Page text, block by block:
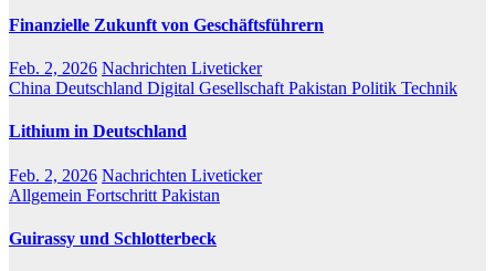
Finanzielle Zukunft von Geschäftsführern
Feb. 2, 2026 Nachrichten Liveticker
China Deutschland Digital Gesellschaft Pakistan Politik Technik
Lithium in Deutschland
Feb. 2, 2026 Nachrichten Liveticker
Allgemein Fortschritt Pakistan
Guirassy und Schlotterbeck